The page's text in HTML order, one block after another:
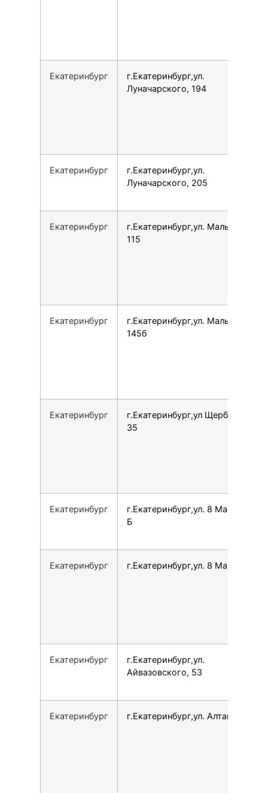
Екатеринбург
г.Екатеринбург,ул.
Луначарского, 194
Екатеринбург
г.Екатеринбург,ул.
Луначарского, 205
Екатеринбург
г.Екатеринбург,ул. Малышева,
115
Екатеринбург
г.Екатеринбург,ул. Малышева,
145б
Екатеринбург
г.Екатеринбург,ул Щербакова,
35
Екатеринбург
г.Екатеринбург,ул. 8 Марта, 146
Б
Екатеринбург г.Екатеринбург,ул. 8 Марта, 179Б
Екатеринбург
г.Екатеринбург,ул.
Айвазовского, 53
Екатеринбург г.Екатеринбург,ул. Алтайская, 62